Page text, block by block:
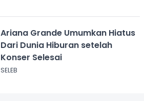
Ariana Grande Umumkan Hiatus
Dari Dunia Hiburan setelah
Konser Selesai
SELEB